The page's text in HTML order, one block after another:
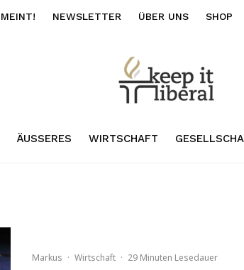
MEINT! NEWSLETTER ÜBER UNS SHOP
ÄUSSERES WIRTSCHAFT
Markus · Wirtschaft · 29 Minuten Lesedauer